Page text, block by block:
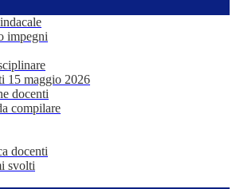
impegni
15 maggio 2026
docenti
compilare
docenti
svolti